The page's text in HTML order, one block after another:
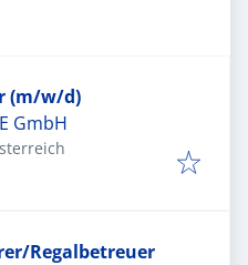
(m/w/d)
GmbH
Regalbetreuer